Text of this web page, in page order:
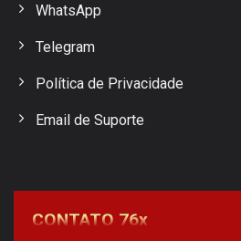
WhatsApp
Telegram
Política de Privacidade
Email de Suporte
CONTATO 76x